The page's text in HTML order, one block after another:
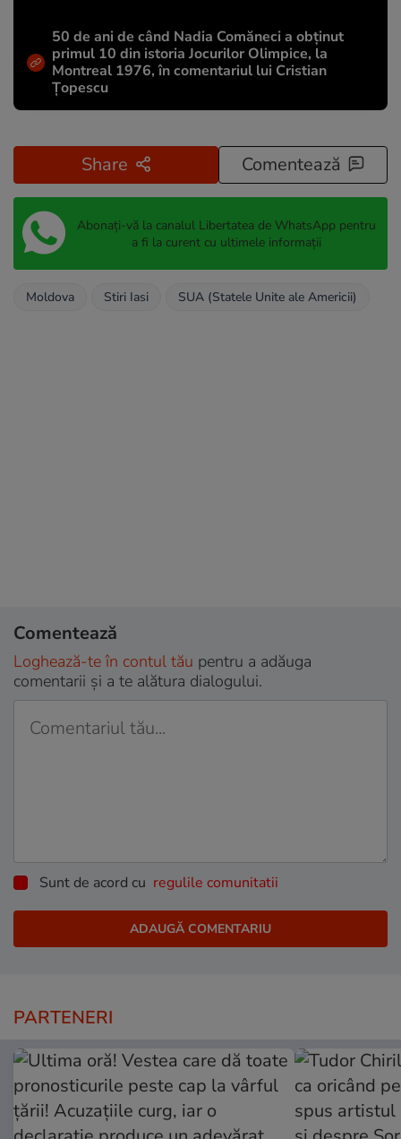
50 de ani de când Nadia Comăneci a obţinut
primul 10 din istoria Jocurilor Olimpice, la
Montreal 1976, în comentariul lui Cristian
Țopescu
Share Comentează
Abonați-vă la canalul Libertatea de WhatsApp pentru
a fi la curent cu ultimele informații
Moldova Stiri Iasi SUA (Statele Unite ale Americii)
Comentează
Loghează-te în contul tău pentru a adăuga
comentarii și a te alătura dialogului.
Sunt de acord cu regulile comunitatii
PARTENERI